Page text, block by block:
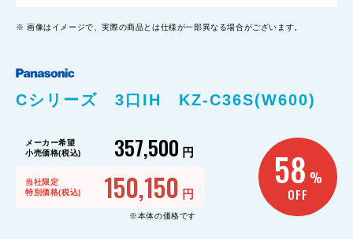
画像はイメージで、実際の商品とは仕様が一部異なる場合がございます。
Cシリーズ 3口IH KZ-C36S(W600)
メーカー希望
小売価格(税込)
357,500 円
当社限定
特別価格(税込)
150,150 円
※本体の価格です
58 %
OFF